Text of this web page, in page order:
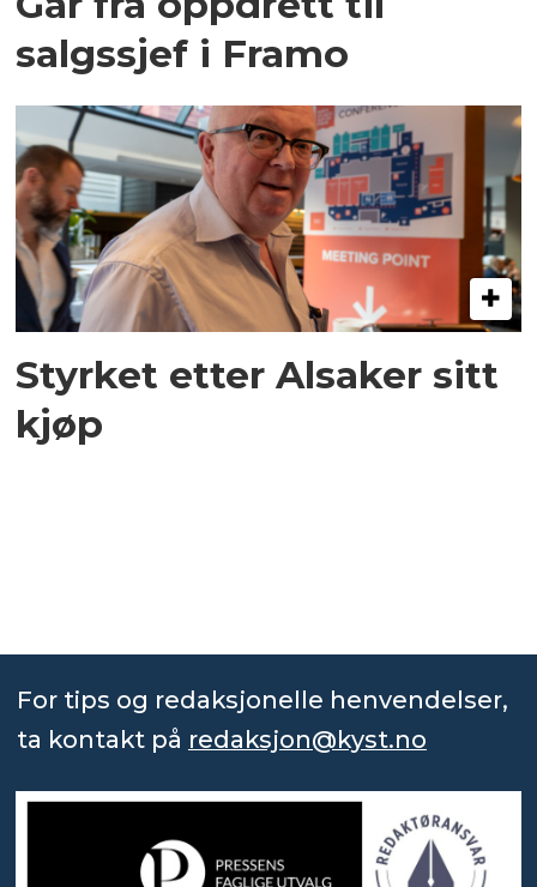
salgssjef i Framo
Styrket etter Alsaker sitt
kjøp
For tips og redaksjonelle henvendelser,
ta kontakt på redaksjon@kyst.no